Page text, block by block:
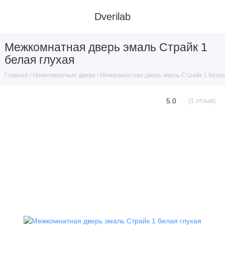
Dverilab
Межкомнатная дверь эмаль Страйк 1
белая глухая
Главная Межкомнатные двери Межкомнатная дверь эмаль Страйк 1
5.0 (1 отзыв)